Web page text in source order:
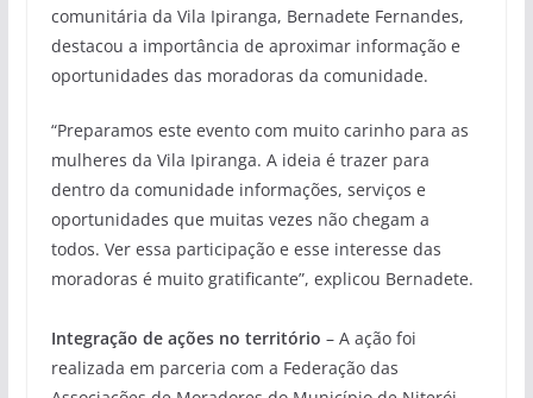
comunitária da Vila Ipiranga, Bernadete Fernandes,
destacou a importância de aproximar informação e
oportunidades das moradoras da comunidade.
“Preparamos este evento com muito carinho para as
mulheres da Vila Ipiranga. A ideia é trazer para
dentro da comunidade informações, serviços e
oportunidades que muitas vezes não chegam a
todos. Ver essa participação e esse interesse das
moradoras é muito gratificante”, explicou Bernadete.
Integração de ações no território – A ação foi
realizada em parceria com a Federação das